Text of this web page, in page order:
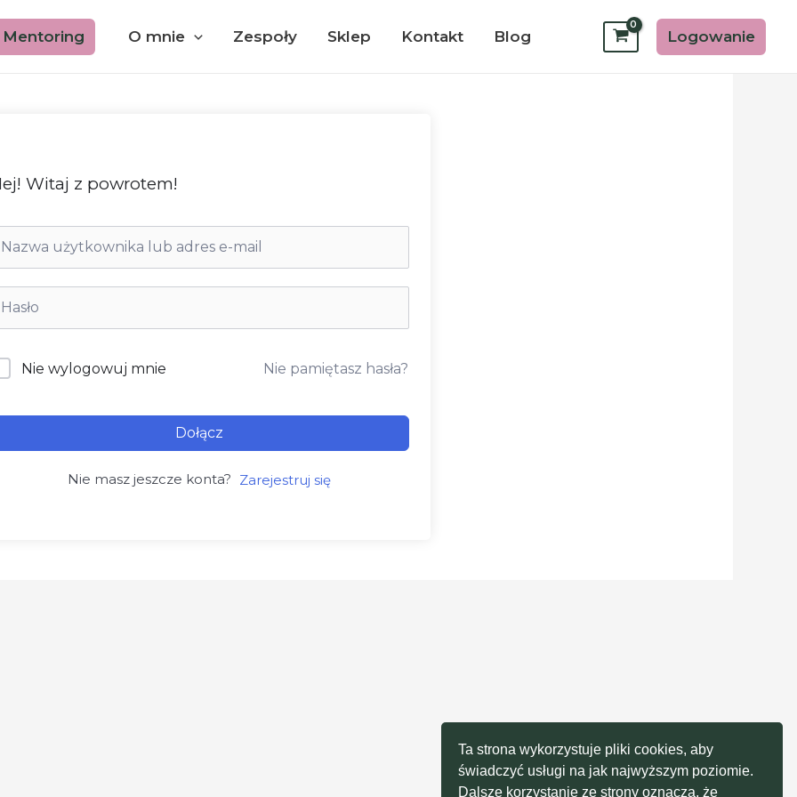
Mentoring O mnie Zespoły Sklep Kontakt Blog Logowanie
Witaj z powrotem!
Nie wylogowuj mnie Nie pamiętasz hasła?
Dołącz
Nie masz jeszcze konta? Zarejestruj się
Ta strona wykorzystuje pliki cookies, aby
świadczyć usługi na jak najwyższym poziomie.
Dalsze korzystanie ze strony oznacza, że